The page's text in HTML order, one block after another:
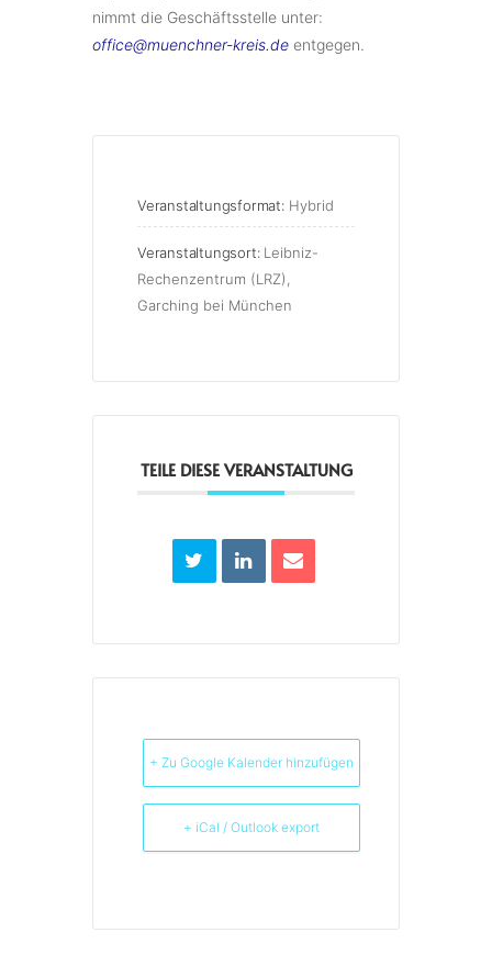
nimmt die Geschäftsstelle unter:
office@muenchner-kreis.de entgegen.
Veranstaltungsformat: Hybrid
Veranstaltungsort: Leibniz-
Rechenzentrum (LRZ),
Garching bei München
TEILE DIESE VERANSTALTUNG
+ Zu Google Kalender hinzufügen
+ iCal / Outlook export